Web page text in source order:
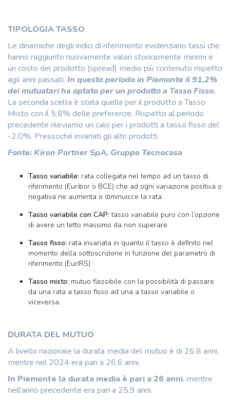
TIPOLOGIA TASSO
Le dinamiche degli indici di riferimento evidenziano tassi che
hanno raggiunto nuovamente valori storicamente minimi e
un costo del prodotto (spread) medio più contenuto rispetto
agli anni passati. In questo periodo in Piemonte il 91,2%
dei mutuatari ha optato per un prodotto a Tasso Fisso.
La seconda scelta è stata quella per il prodotto a Tasso
Misto con il 5,8% delle preferenze. Rispetto al periodo
precedente rileviamo un calo per i prodotti a tasso fisso del
-2,0%. Pressoché invariati gli altri prodotti.
Fonte: Kiron Partner SpA, Gruppo Tecnocasa
Tasso variabile: rata collegata nel tempo ad un tasso di
riferimento (Euribor o BCE) che ad ogni variazione positiva o
negativa ne aumenta o diminuisce la rata.
Tasso variabile con CAP: tasso variabile puro con l’opzione
di avere un tetto massimo da non superare.
Tasso fisso: rata invariata in quanto il tasso è definito nel
momento della sottoscrizione in funzione del parametro di
riferimento (EurIRS).
Tasso misto: mutuo flessibile con la possibilità di passare
da una rata a tasso fisso ad una a tasso variabile o
viceversa.
DURATA DEL MUTUO
A livello nazionale la durata media del mutuo è di 26,8 anni,
mentre nel 2024 era pari a 26,6 anni.
In Piemonte la durata media è pari a 26 anni, mentre
nell’anno precedente era pari a 25,9 anni.